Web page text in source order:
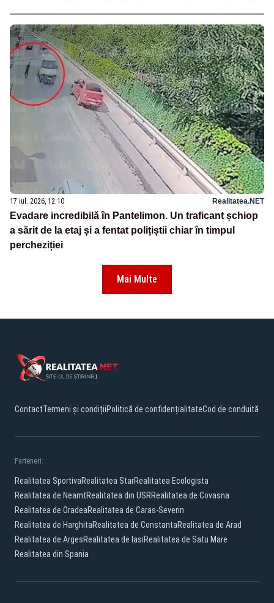
17 iul. 2026, 12:10 Realitatea.NET
Evadare incredibilă în Pantelimon. Un traficant șchiop
a sărit de la etaj și a fentat polițiștii chiar în timpul
percheziției
Mai Multe
ContactTermeni și condițiiPolitică de confidențialitateCod de conduită
Parteneri:
Realitatea SportivaRealitatea StarRealitatea Ecologista
Realitatea de NeamtRealitatea din USRRealitatea de Covasna
Realitatea de OradeaRealitatea de Caras-Severin
Realitatea de HarghitaRealitatea de ConstantaRealitatea de Arad
Realitatea de ArgesRealitatea de IasiRealitatea de Satu Mare
Realitatea din Spania